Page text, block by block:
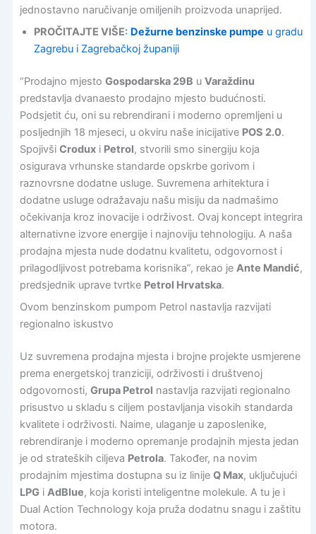
jednostavno naručivanje omiljenih proizvoda unaprijed.
PROČITAJTE VIŠE: Dežurne benzinske pumpe u gradu
Zagrebu i Zagrebačkoj županiji
“Prodajno mjesto Gospodarska 29B u Varaždinu
predstavlja dvanaesto prodajno mjesto budućnosti.
Podsjetit ću, oni su rebrendirani i moderno opremljeni u
posljednjih 18 mjeseci, u okviru naše inicijative POS 2.0.
Spojivši Croduxi Petrol, stvorili smo sinergiju koja
osigurava vrhunske standarde opskrbe gorivom i
raznovrsne dodatne usluge. Suvremena arhitektura i
dodatne usluge odražavaju našu misiju da nadmašimo
očekivanja kroz inovacije i održivost. Ovaj koncept integrira
alternativne izvore energije i najnoviju tehnologiju. A naša
prodajna mjesta nude dodatnu kvalitetu, odgovornost i
prilagodljivost potrebama korisnika”, rekao je Ante Mandić,
predsjednik uprave tvrtke Petrol Hrvatska.
Ovom benzinskom pumpom Petrol nastavlja razvijati
regionalno iskustvo
Uz suvremena prodajna mjesta i brojne projekte usmjerene
prema energetskoj tranziciji, održivosti i društvenoj
odgovornosti, Grupa Petrol nastavlja razvijati regionalno
prisustvo u skladu s ciljem postavljanja visokih standarda
kvalitete i održivosti. Naime, ulaganje u zaposlenike,
rebrendiranje i moderno opremanje prodajnih mjesta jedan
je od strateških ciljeva Petrola. Također, na novim
prodajnim mjestima dostupna su iz linije Q Max, uključujući
LPGi AdBlue, koja koristi inteligentne molekule. A tu je i
Dual Action Technology koja pruža dodatnu snagu i zaštitu
motora.